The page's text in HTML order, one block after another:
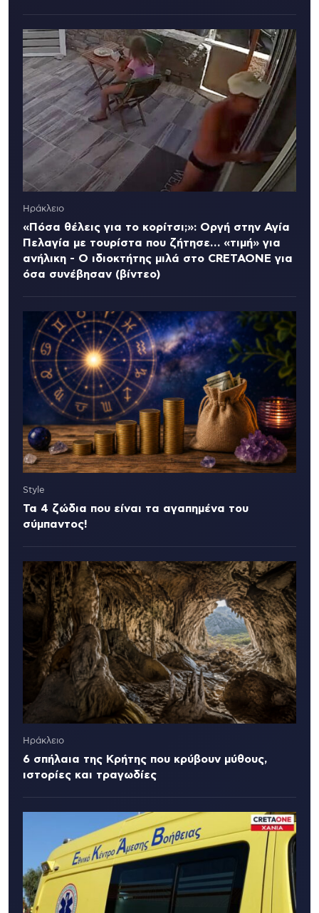
Ηράκλειο
«Πόσα θέλεις για το κορίτσι;»: Οργή στην Αγία
Πελαγία με τουρίστα που ζήτησε… «τιμή» για
ανήλικη - Ο ιδιοκτήτης μιλά στο CRETAONE για
όσα συνέβησαν (βίντεο)
Style
Τα 4 ζώδια που είναι τα αγαπημένα του
σύμπαντος!
Ηράκλειο
6 σπήλαια της Κρήτης που κρύβουν μύθους,
ιστορίες και τραγωδίες